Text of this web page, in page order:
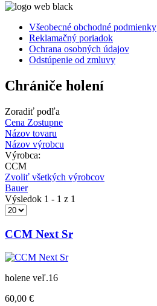
Všeobecné obchodné podmienky
Reklamačný poriadok
Ochrana osobných údajov
Odstúpenie od zmluvy
Chrániče holení
Zoradiť podľa
Cena Zostupne
Názov tovaru
Názov výrobcu
Výrobca:
CCM
Zvoliť všetkých výrobcov
Bauer
Výsledok 1 - 1 z 1
CCM Next Sr
holene veľ.16
60,00 €